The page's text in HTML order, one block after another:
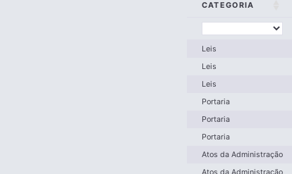
CATEGORIA
Leis
Leis
Leis
Portaria
Portaria
Portaria
Atos da Administração